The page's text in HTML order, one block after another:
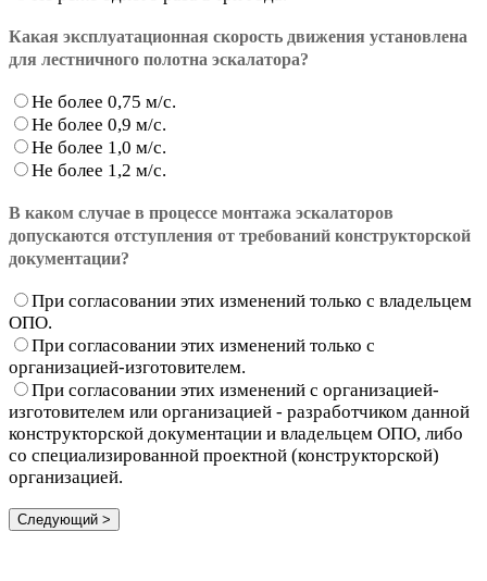
Какая эксплуатационная скорость движения установлена
для лестничного полотна эскалатора?
Не более 0,75 м/с.
Не более 0,9 м/с.
Не более 1,0 м/с.
Не более 1,2 м/с.
В каком случае в процессе монтажа эскалаторов
допускаются отступления от требований конструкторской
документации?
При согласовании этих изменений только с владельцем
ОПО.
При согласовании этих изменений только с
организацией-изготовителем.
При согласовании этих изменений с организацией-
изготовителем или организацией - разработчиком данной
конструкторской документации и владельцем ОПО, либо
со специализированной проектной (конструкторской)
организацией.